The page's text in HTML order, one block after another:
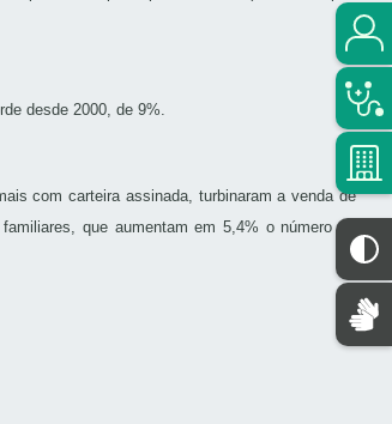
desde 2000, de 9%.
com carteira assinada, turbinaram a venda de
que aumentam em 5,4% o número de